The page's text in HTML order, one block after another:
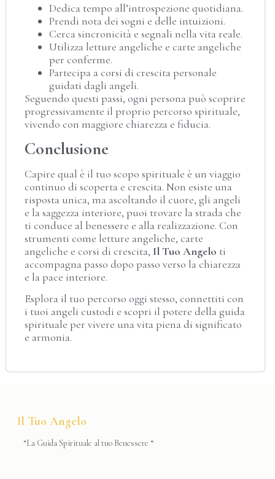
Dedica tempo all’introspezione quotidiana.
Prendi nota dei sogni e delle intuizioni.
Cerca sincronicità e segnali nella vita reale.
Utilizza letture angeliche e carte angeliche
per conferme.
Partecipa a corsi di crescita personale
guidati dagli angeli.
Seguendo questi passi, ogni persona può scoprire
progressivamente il proprio percorso spirituale,
vivendo con maggiore chiarezza e fiducia.
Conclusione
Capire qual è il tuo scopo spirituale è un viaggio
continuo di scoperta e crescita. Non esiste una
risposta unica, ma ascoltando il cuore, gli angeli
e la saggezza interiore, puoi trovare la strada che
ti conduce al benessere e alla realizzazione. Con
strumenti come letture angeliche, carte
angeliche e corsi di crescita, Il Tuo Angelo ti
accompagna passo dopo passo verso la chiarezza
e la pace interiore.
Esplora il tuo percorso oggi stesso, connettiti con
i tuoi angeli custodi e scopri il potere della guida
spirituale per vivere una vita piena di significato
e armonia.
Il Tuo Angelo
“La Guida Spirituale al tuo Benessere “